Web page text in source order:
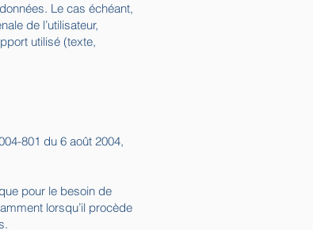
Le cas échéant,
de l’utilisateur,
utilisé (texte,
801 du 6 août 2004,
pour le besoin de
lorsqu’il procède